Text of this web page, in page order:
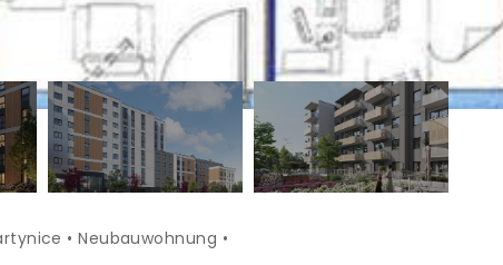
• Neubauwohnung •